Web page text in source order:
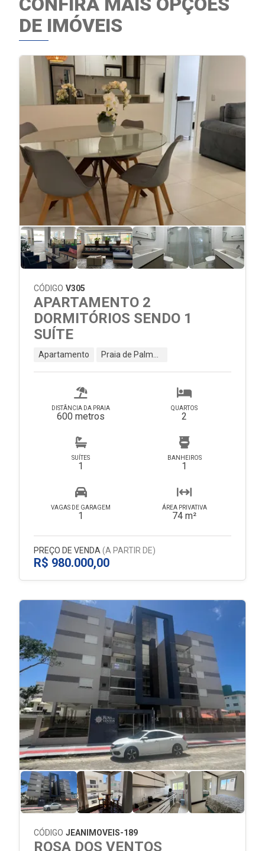
DE IMÓVEIS
CÓDIGO V305
APARTAMENTO 2
DORMITÓRIOS SENDO 1
SUÍTE
Apartamento Praia de Palmas - Governador Celso Ramos - SC
DISTÂNCIA DA PRAIA
600 metros
QUARTOS
2
SUÍTES
1
BANHEIROS
1
VAGAS DE GARAGEM
1
ÁREA PRIVATIVA
74 m²
PREÇO DE VENDA (A PARTIR DE)
R$ 980.000,00
CÓDIGO JEANIMOVEIS-189
ROSA DOS VENTOS